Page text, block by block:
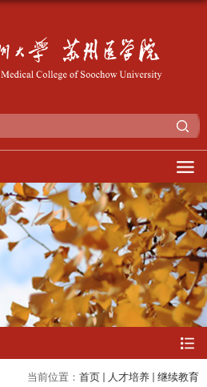
当前位置： 首页 人才培养 继续教育